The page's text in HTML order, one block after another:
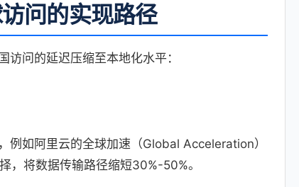
问的实现路径
问的延迟压缩至本地化水平：
例如阿里云的全球加速（Global Acceleration）
，将数据传输路径缩短30%-50%。